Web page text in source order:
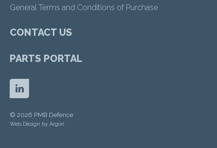
General Terms and Conditions of Purchase
CONTACT US
PARTS PORTAL
© 2026 PMB Defence
Web Design by Argon